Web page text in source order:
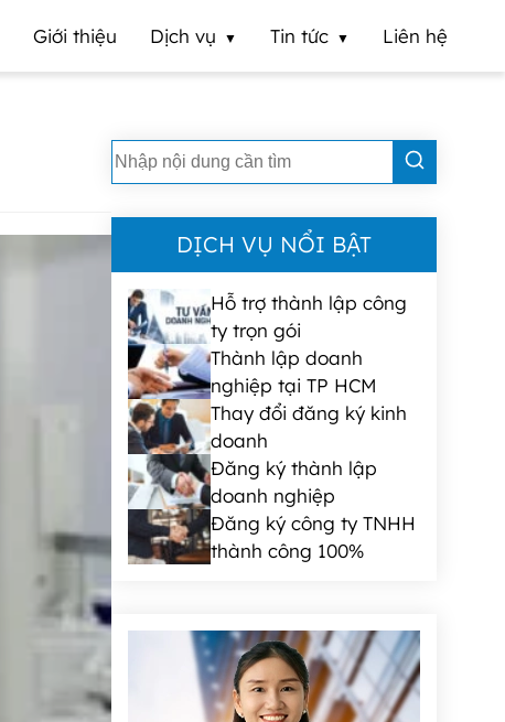
Giới thiệu Dịch vụ Tin tức Liên hệ
DỊCH VỤ NỔI BẬT
Hỗ trợ thành lập công
ty trọn gói
Thành lập doanh
nghiệp tại TP HCM
Thay đổi đăng ký kinh
doanh
Đăng ký thành lập
doanh nghiệp
Đăng ký công ty TNHH
thành công 100%